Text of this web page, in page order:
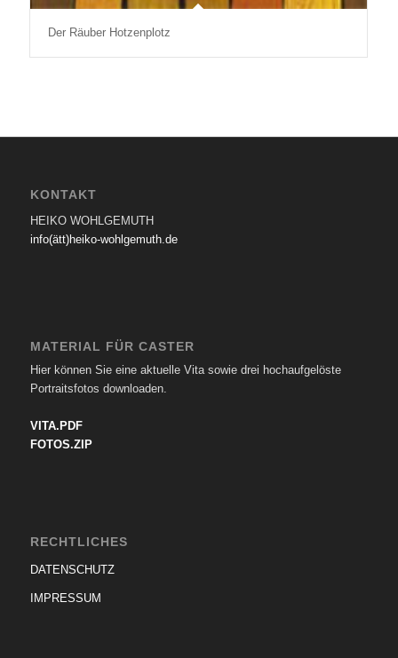
Der Räuber Hotzenplotz
KONTAKT
HEIKO WOHLGEMUTH
info(ätt)heiko-wohlgemuth.de
MATERIAL FÜR CASTER
Hier können Sie eine aktuelle Vita sowie drei hochaufgelöste
Portraitsfotos downloaden.
VITA.PDF
FOTOS.ZIP
RECHTLICHES
DATENSCHUTZ
IMPRESSUM